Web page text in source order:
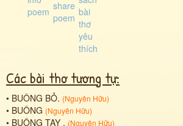
Các bài thơ tương tự:
• BUÔNG BỎ. (Nguyên Hữu)
• BUÔNG (Nguyên Hữu)
• BUÔNG TAY . (Nguyên Hữu)